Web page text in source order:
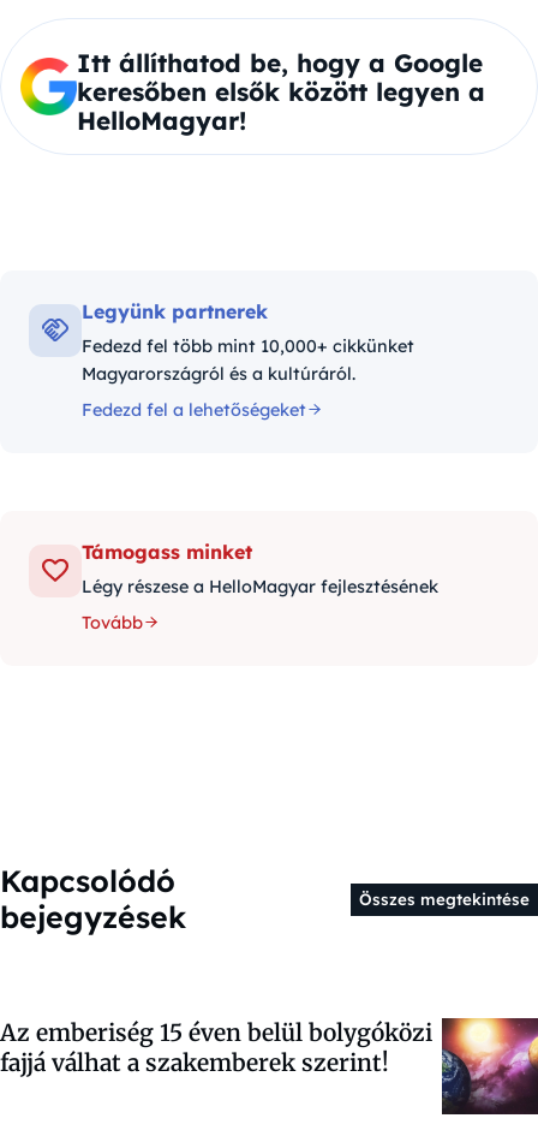
Itt állíthatod be, hogy a Google
keresőben elsők között legyen a
HelloMagyar!
Legyünk partnerek
Fedezd fel több mint 10,000+ cikkünket
Magyarországról és a kultúráról.
Fedezd fel a lehetőségeket
Támogass minket
Légy részese a HelloMagyar fejlesztésének
Tovább
Kapcsolódó
bejegyzések
Összes megtekintése
Az emberiség 15 éven belül bolygóközi
fajjá válhat a szakemberek szerint!